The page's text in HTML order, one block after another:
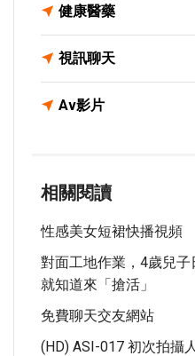
健康醫藥
視訊聊天
Av影片
相關閱讀
性感美女短裙快播視頻
對面工地作業，4歲兒
就知道來「搶活」
免費聊天交友網站
(HD) ASI-017 初次拍攝